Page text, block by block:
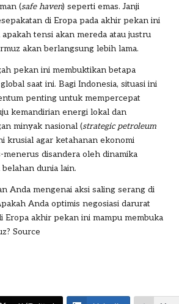
(safe haven) seperti emas. Janji
di Eropa pada akhir pekan ini
tensi akan mereda atau justru
akan berlangsung lebih lama.
pekan ini membuktikan betapa
saat ini. Bagi Indonesia, situasi ini
penting untuk mempercepat
kemandirian energi lokal dan
minyak nasional (strategic petroleum
krusial agar ketahanan ekonomi
disandera oleh dinamika
dunia lain.
Anda mengenai aksi saling serang di
Anda optimis negosiasi darurat
Eropa akhir pekan ini mampu membuka
Source